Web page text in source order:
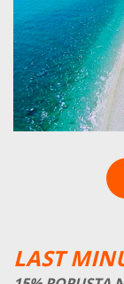
LAST